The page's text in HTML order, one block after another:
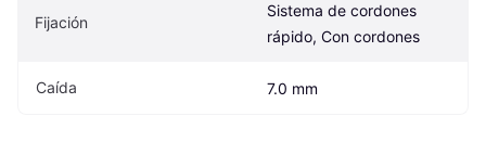
Fijación
Sistema de cordones
rápido, Con cordones
Caída 7.0 mm